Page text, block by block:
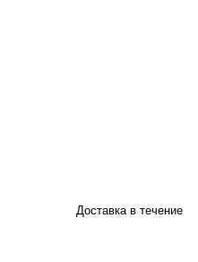
Доставка в течение